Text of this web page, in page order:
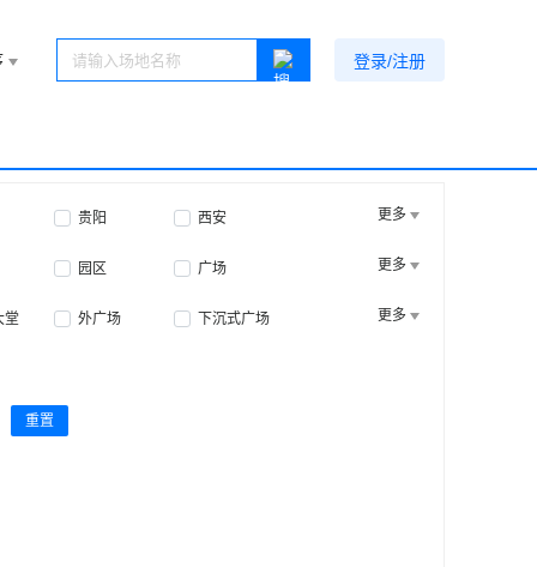
登录/注册
贵阳 西安 更多
园区 广场 更多
堂 外广场 下沉式广场 更多
重置